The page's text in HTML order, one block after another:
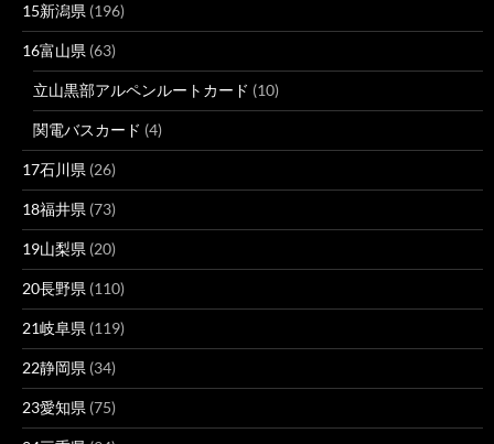
15新潟県 (196)
16富山県 (63)
立山黒部アルペンルートカード (10)
関電バスカード (4)
17石川県 (26)
18福井県 (73)
19山梨県 (20)
20長野県 (110)
21岐阜県 (119)
22静岡県 (34)
23愛知県 (75)